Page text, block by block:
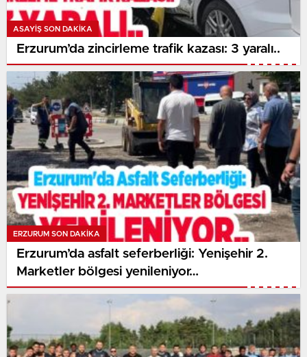
ASAYİŞ SON DAKİKA
Erzurum’da zincirleme trafik kazası: 3 yaralı..
ERZURUM SON DAKİKA
Erzurum’da asfalt seferberliği: Yenişehir 2.
Marketler bölgesi yenileniyor…